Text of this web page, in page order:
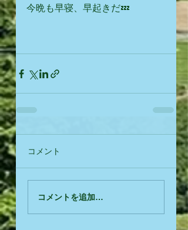
今晩も早寝、早起きだ💤
コメント
コメントを追加…